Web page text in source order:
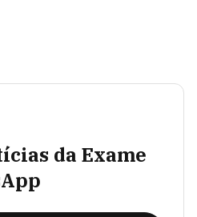
da Exame